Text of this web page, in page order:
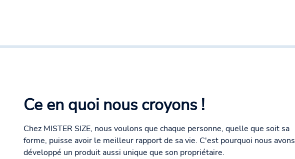
Ce en quoi nous croyons !
Chez MISTER SIZE, nous voulons que chaque personne, quelle que soit sa
forme, puisse avoir le meilleur rapport de sa vie. C'est pourquoi nous avons
développé un produit aussi unique que son propriétaire.